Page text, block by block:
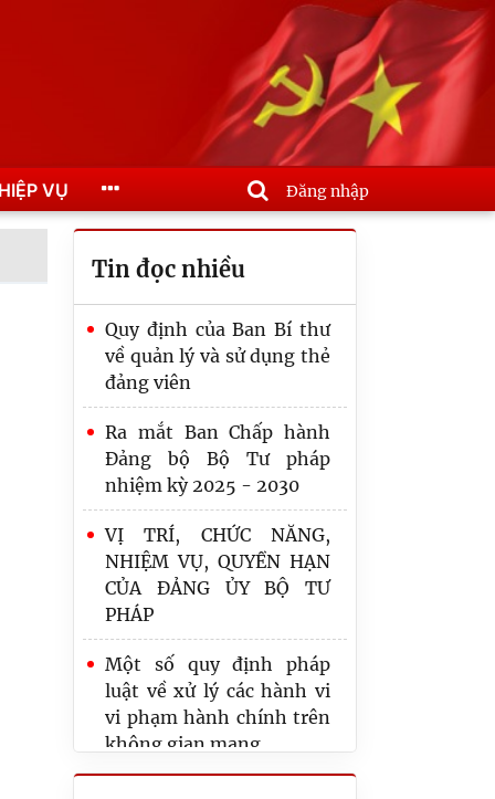
VỤ Đăng nhập
Tin đọc nhiều
Quy định của Ban Bí thư
về quản lý và sử dụng thẻ
đảng viên
Ra mắt Ban Chấp hành
Đảng bộ Bộ Tư pháp
nhiệm kỳ 2025 - 2030
VỊ TRÍ, CHỨC NĂNG,
NHIỆM VỤ, QUYỀN HẠN
CỦA ĐẢNG ỦY BỘ TƯ
PHÁP
Một số quy định pháp
luật về xử lý các hành vi
vi phạm hành chính trên
không gian mạng
Kết luận số 185-KL/TW:
Tăng cường lãnh đạo, chỉ
đạo công tác tổ chức đại
hội đảng bộ các cấp
Kết luận số 190-KL/TW
chỉ đạo công tác tổ chức
đại hội đảng bộ các cấp
Quy định mới của Ban Bí